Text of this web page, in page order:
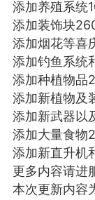
我的钱包
MOD下载
大人
Lv.8
添加养殖系统
添加装饰块
添加烟花等喜
添加钓鱼系统
添加种植物品
添加新植物及
添加新武器以
添加大量食物
添加新直升机
更多内容请进
本次更新内容